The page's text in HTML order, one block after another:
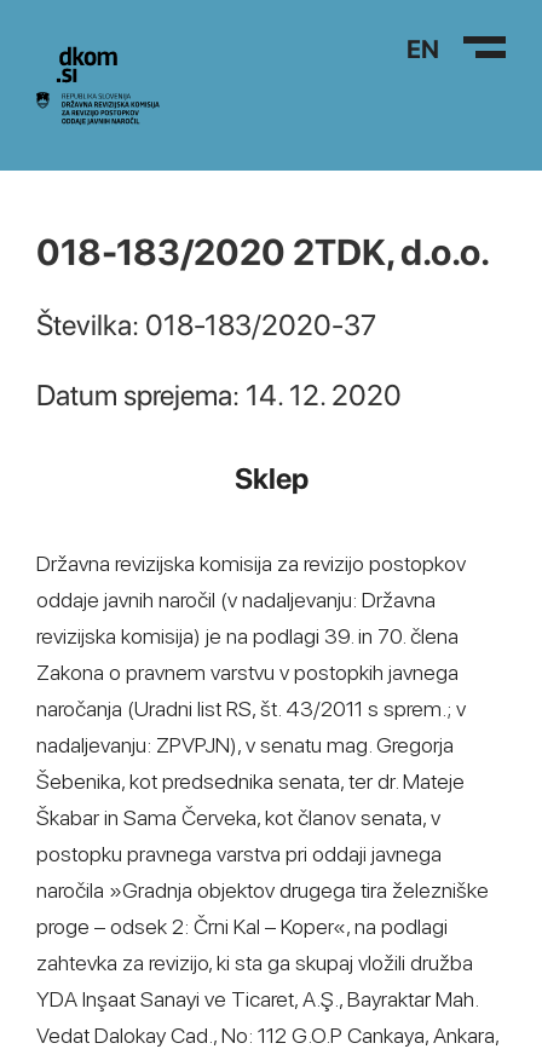
Na vsebino EN
018-183/2020 2TDK, d.o.o.
Številka: 018-183/2020-37
Datum sprejema: 14. 12. 2020
Sklep
Državna revizijska komisija za revizijo postopkov
oddaje javnih naročil (v nadaljevanju: Državna
revizijska komisija) je na podlagi 39. in 70. člena
Zakona o pravnem varstvu v postopkih javnega
naročanja (Uradni list RS, št. 43/2011 s sprem.; v
nadaljevanju: ZPVPJN), v senatu mag. Gregorja
Šebenika, kot predsednika senata, ter dr. Mateje
Škabar in Sama Červeka, kot članov senata, v
postopku pravnega varstva pri oddaji javnega
naročila »Gradnja objektov drugega tira železniške
proge – odsek 2: Črni Kal – Koper«, na podlagi
zahtevka za revizijo, ki sta ga skupaj vložili družba
YDA Inşaat Sanayi ve Ticaret, A.Ş., Bayraktar Mah.
Vedat Dalokay Cad., No: 112 G.O.P Cankaya, Ankara,